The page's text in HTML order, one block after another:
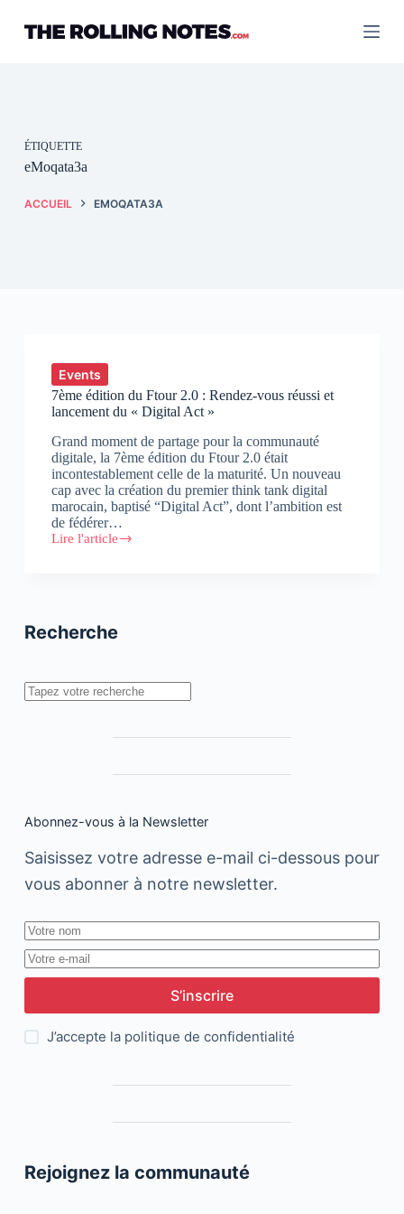
contenu
ÉTIQUETTE
eMoqata3a
ACCUEIL EMOQATA3A
Events
7ème édition du Ftour 2.0 : Rendez-vous réussi et
lancement du « Digital Act »
Grand moment de partage pour la communauté
digitale, la 7ème édition du Ftour 2.0 était
incontestablement celle de la maturité. Un nouveau
cap avec la création du premier think tank digital
marocain, baptisé “Digital Act”, dont l’ambition est
de fédérer…
Lire l'article
7ème
Rendez-
et
lancement
Recherche
Rechercher
Abonnez-vous à la Newsletter
Saisissez votre adresse e-mail ci-dessous pour
vous abonner à notre newsletter.
S’inscrire
J’accepte la politique de confidentialité
Rejoignez la communauté